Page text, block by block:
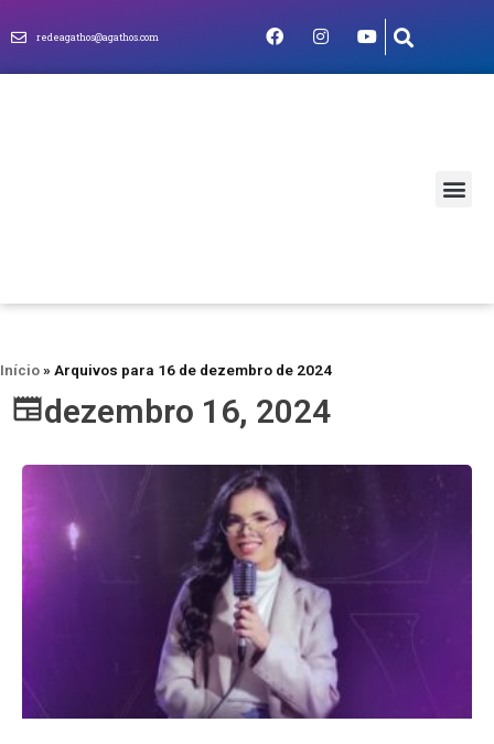
redeagathos@agathos.com
Início» Arquivos para 16 de dezembro de 2024
dezembro 16, 2024